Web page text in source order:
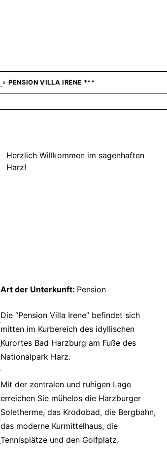
» PENSION VILLA IRENE ***
Herzlich Willkommen im sagenhaften
Harz!
Art der Unterkunft: Pension
Die “Pension Villa Irene” befindet sich
mitten im Kurbereich des idyllischen
Kurortes Bad Harzburg am Fuße des
Nationalpark Harz.
Mit der zentralen und ruhigen Lage
erreichen Sie mühelos die Harzburger
Soletherme, das Krodobad, die Bergbahn,
das moderne Kurmittelhaus, die
Tennisplätze und den Golfplatz.